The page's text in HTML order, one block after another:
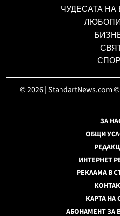
ЧУДЕСАТА НА
© 2026 | StandartNews.com
ЗА
ОБЩИ
ИНТЕРНЕТ
РЕКЛАМА В
КАРТА НА
АБОНАМЕНТ ЗА